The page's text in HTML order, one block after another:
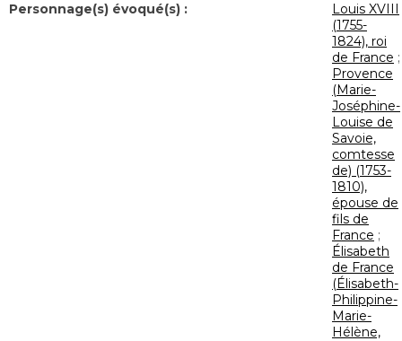
Personnage(s) évoqué(s) :
Louis XVIII
(1755-
1824), roi
de France ;
Provence
(Marie-
Joséphine-
Louise de
Savoie,
comtesse
de) (1753-
1810),
épouse de
fils de
France ;
Élisabeth
de France
(Élisabeth-
Philippine-
Marie-
Hélène,